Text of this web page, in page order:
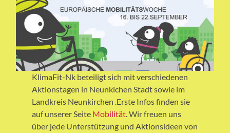
KlimaFit-Nk beteiligt sich mit verschiedenen
Aktionstagen in Neunkichen Stadt sowie im
Landkreis Neunkirchen .Erste Infos finden sie
auf unserer Seite Mobilität. Wir freuen uns
über jede Unterstützung und Aktionsideen von